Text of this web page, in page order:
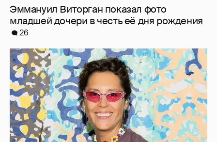
Эммануил Виторган показал фото
младшей дочери в честь её дня рождения
26